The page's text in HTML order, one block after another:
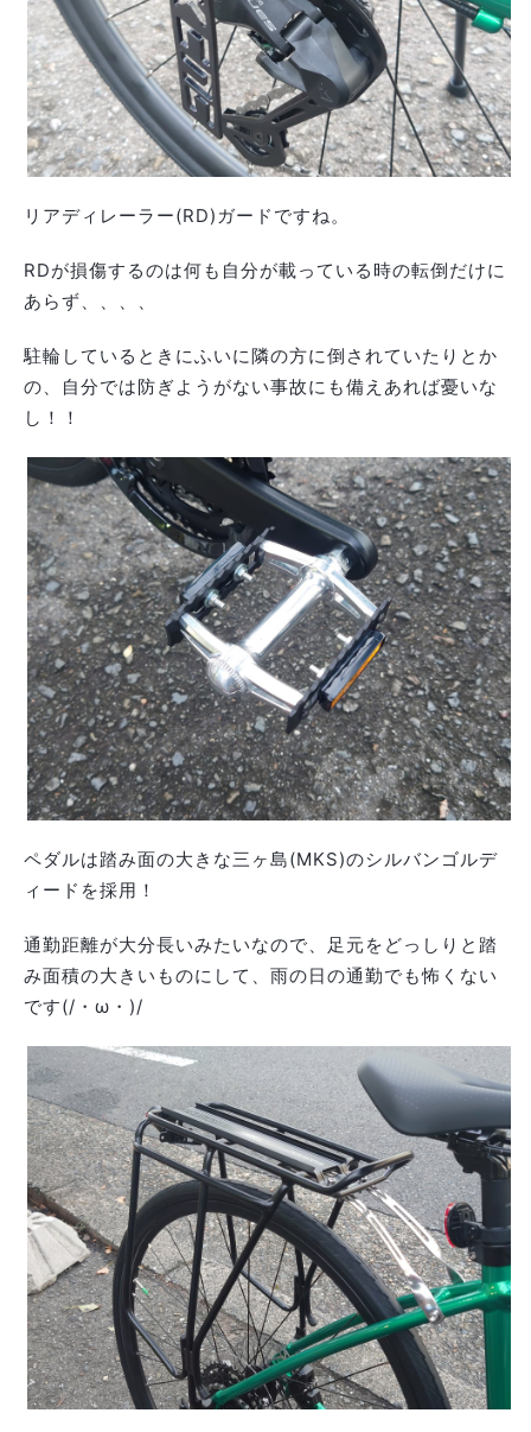
リアディレーラー(RD)ガードですね。
RDが損傷するのは何も自分が載っている時の転倒だけに
あらず、、、、
駐輪しているときにふいに隣の方に倒されていたりとか
の、自分では防ぎようがない事故にも備えあれば憂いな
し！！
ペダルは踏み面の大きな三ヶ島(MKS)のシルバンゴルデ
ィードを採用！
通勤距離が大分長いみたいなので、足元をどっしりと踏
み面積の大きいものにして、雨の日の通勤でも怖くない
です(/・ω・)/